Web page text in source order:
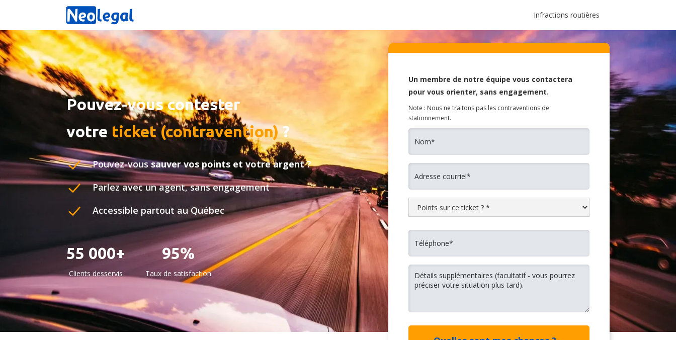
Infractions routières
Pouvez-vous contester
votre ticket (contravention)?
Pouvez-voussauvervos points et votre argent?
Parlez avec un agent, sans engagement
Accessible partout au Québec
55 000+
Clients desservis
95%
Taux de satisfaction
Un membre de notre équipe vous contactera
pour vous orienter, sans engagement.
Note : Nous ne traitons pas les contraventions de
stationnement.